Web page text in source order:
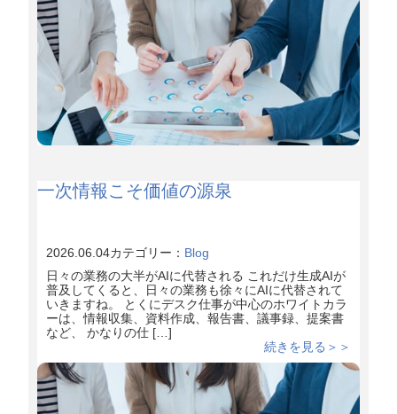
一次情報こそ価値の源泉
2026.06.04カテゴリー： Blog
日々の業務の大半がAIに代替される これだけ生成AIが
普及してくると、日々の業務も徐々にAIに代替されて
いきますね。 とくにデスク仕事が中心のホワイトカラ
ーは、情報収集、資料作成、報告書、議事録、提案書
など、 かなりの仕 […]
続きを見る＞＞